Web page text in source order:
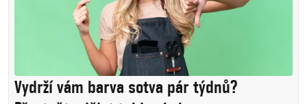
Vydrží vám barva sotva pár týdnů?